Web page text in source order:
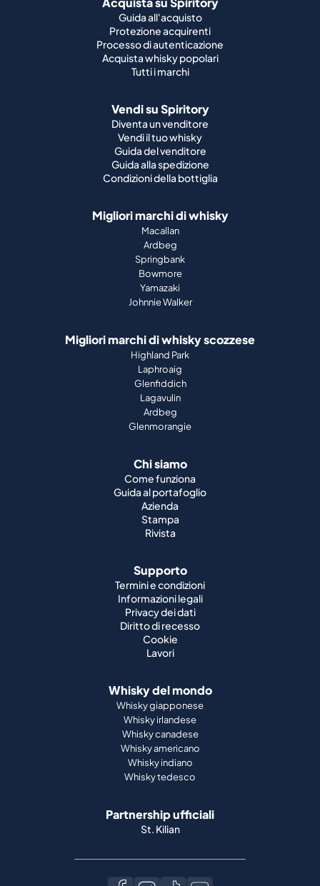
Guida all'acquisto
Protezione acquirenti
Processo di autenticazione
Acquista whisky popolari
Tutti i marchi
Vendi su Spiritory
Diventa un venditore
Vendi il tuo whisky
Guida del venditore
Guida alla spedizione
Condizioni della bottiglia
Migliori marchi di whisky
Macallan
Ardbeg
Springbank
Bowmore
Yamazaki
Johnnie Walker
Migliori marchi di whisky scozzese
Highland Park
Laphroaig
Glenfiddich
Lagavulin
Ardbeg
Glenmorangie
Chi siamo
Come funziona
Guida al portafoglio
Azienda
Stampa
Rivista
Supporto
Termini e condizioni
Informazioni legali
Privacy dei dati
Diritto di recesso
Cookie
Lavori
Whisky del mondo
Whisky giapponese
Whisky irlandese
Whisky canadese
Whisky americano
Whisky indiano
Whisky tedesco
Partnership ufficiali
St. Kilian